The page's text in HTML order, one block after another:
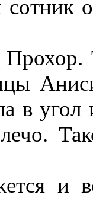
в угол
и